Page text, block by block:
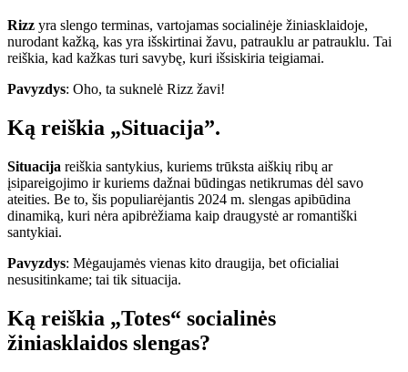
Rizz yra slengo terminas, vartojamas socialinėje žiniasklaidoje,
nurodant kažką, kas yra išskirtinai žavu, patrauklu ar patrauklu. Tai
reiškia, kad kažkas turi savybę, kuri išsiskiria teigiamai.
Pavyzdys: Oho, ta suknelė Rizz žavi!
Ką reiškia „Situacija”.
Situacija reiškia santykius, kuriems trūksta aiškių ribų ar
įsipareigojimo ir kuriems dažnai būdingas netikrumas dėl savo
ateities. Be to, šis populiarėjantis 2024 m. slengas apibūdina
dinamiką, kuri nėra apibrėžiama kaip draugystė ar romantiški
santykiai.
Pavyzdys: Mėgaujamės vienas kito draugija, bet oficialiai
nesusitinkame; tai tik situacija.
Ką reiškia „Totes“ socialinės
žiniasklaidos slengas?